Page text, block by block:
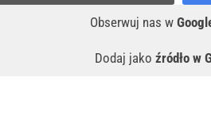
Obserwuj nas w
Dodaj jako źródło w